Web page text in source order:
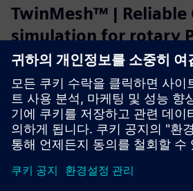
TwinMesh™ | Reliable
simulation for rotary
TwinMesh™ 하고 Simcenter STAR-
롤, 스크류, 베인, 기어, 진공 펌프 같
율적인 CFD 시뮬레이션을 할 수 있어
자세히 알아보기